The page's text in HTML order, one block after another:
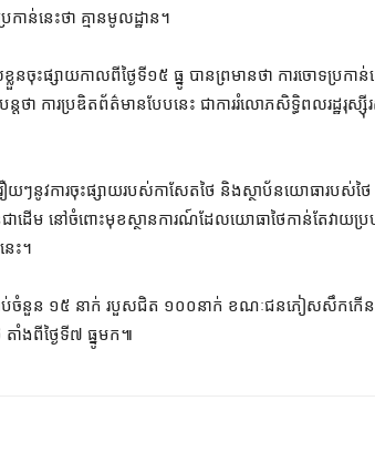
ាន់​នេះ​ថា គ្មាន​មូលដ្ឋាន។
ចុះ​ផ្សាយ​កាល​ពី​ថ្ងៃ​ទី១៥ ធ្នូ បាន​ព្រមាន​ថា ការ​ចោទ​ប្រកាន់​ន
ា ការ​ប្រឌិត​ព័ត៌មាន​បែប​នេះ ជា​ការ​រំលោភ​សិទ្ធិ​ពលរដ្ឋ​រុស្
យ​ៗ​នូវ​ការ​ចុះផ្សាយ​របស់​កាសែត​ថៃ និង​ស្ថាប័ន​យោធា​របស់​ថ
ដើម នៅ​ចំពោះ​មុខ​ស្ថានការណ៍​ដែល​យោធា​ថៃ​កាន់​តែ​វាយ​ប្រហ
េះ។
ស្លាប់​ចំនួន ១៥ នាក់ របួស​ជិត ១០០​នាក់ ខណៈ​ជន​ភៀស​សឹក​កើ
ាំង​ពី​ថ្ងៃ​ទី៧ ធ្នូ​មក៕